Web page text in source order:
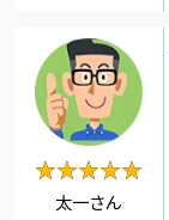
★★★★★
★★★★★
太一さん